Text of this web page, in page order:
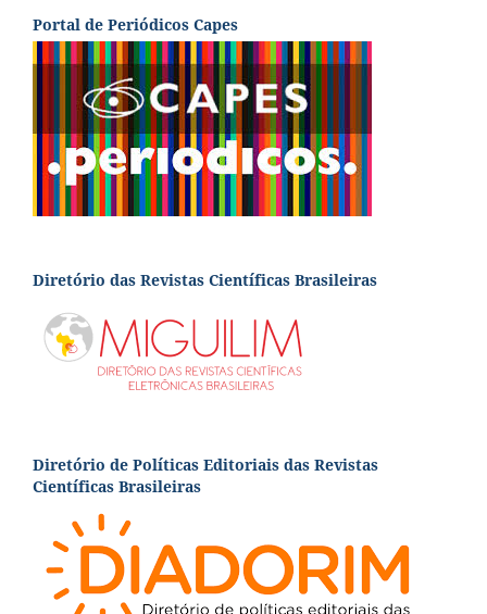
Portal de Periódicos Capes
Diretório das Revistas Científicas Brasileiras
Diretório de Políticas Editoriais das Revistas
Científicas Brasileiras